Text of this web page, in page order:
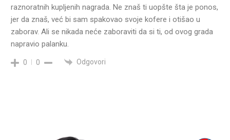
raznoratnih kupljenih nagrada. Ne znaš ti uopšte šta je ponos,
jer da znaš, već bi sam spakovao svoje kofere i otišao u
zaborav. Ali se nikada neće zaboraviti da si ti, od ovog grada
napravio palanku.
0 0 Odgovori